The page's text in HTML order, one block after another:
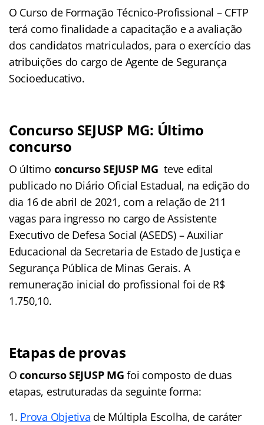
O Curso de Formação Técnico-Profissional – CFTP
terá como finalidade a capacitação e a avaliação
dos candidatos matriculados, para o exercício das
atribuições do cargo de Agente de Segurança
Socioeducativo.
Concurso SEJUSP MG: Último
concurso
O último concurso SEJUSP MG teve edital
publicado no Diário Oficial Estadual, na edição do
dia 16 de abril de 2021, com a relação de 211
vagas para ingresso no cargo de Assistente
Executivo de Defesa Social (ASEDS) – Auxiliar
Educacional da Secretaria de Estado de Justiça e
Segurança Pública de Minas Gerais. A
remuneração inicial do profissional foi de R$
1.750,10.
Etapas de provas
Oconcurso SEJUSP MG foi composto de duas
etapas, estruturadas da seguinte forma:
Prova Objetiva de Múltipla Escolha, de caráter